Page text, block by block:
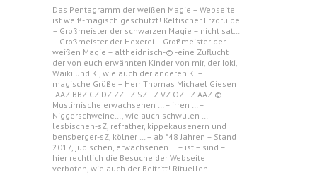
Das Pentagramm der weißen Magie – Webseite
ist weiß-magisch geschützt! Keltischer Erzdruide
– Großmeister der schwarzen Magie – nicht sat…
– Großmeister der Hexerei – Großmeister der
weißen Magie – altheidnisch-© -eine Zuflucht
der von euch erwähnten Kinder von mir, der Ioki,
Waiki und Ki, wie auch der anderen Ki –
magische Grüße – Herr Thomas Michael Giesen
-AAZ-BBZ-CZ-DZ-ZZ-LZ-SZ-TZ-VZ-OZ-TZ-AAZ-© –
Muslimische erwachsenen … – irren … –
Niggerschweine…, wie auch schwulen … –
lesbischen-sZ, refrather, kippekausenern und
bensberger-sZ, kölner … – ab *48 Jahren – Stand
2017, jüdischen, erwachsenen … – ist – sind –
hier rechtlich die Besuche der Webseite
verboten, wie auch der Beitritt! Rituellen –